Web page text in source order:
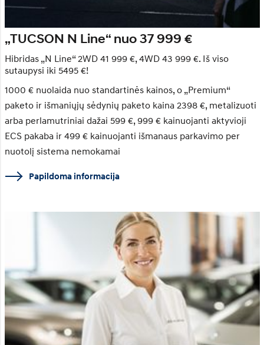
„TUCSON N Line“ nuo 37 999 €
Hibridas „N Line“ 2WD 41 999 €, 4WD 43 999 €. Iš viso
sutaupysi iki 5495 €!
1000 € nuolaida nuo standartinės kainos, o „Premium“
paketo ir išmaniųjų sėdynių paketo kaina 2398 €, metalizuoti
arba perlamutriniai dažai 599 €, 999 € kainuojanti aktyvioji
ECS pakaba ir 499 € kainuojanti išmanaus parkavimo per
nuotolį sistema nemokamai
Papildoma informacija